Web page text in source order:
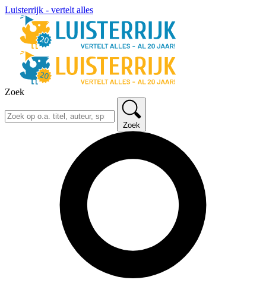
Luisterrijk - vertelt alles
Zoek
Zoek